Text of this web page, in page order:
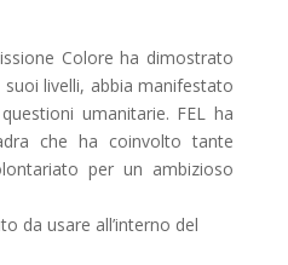
Colore ha dimostrato
livelli, abbia manifestato
umanitarie. FEL ha
che ha coinvolto tante
per un ambizioso
da usare all’interno del